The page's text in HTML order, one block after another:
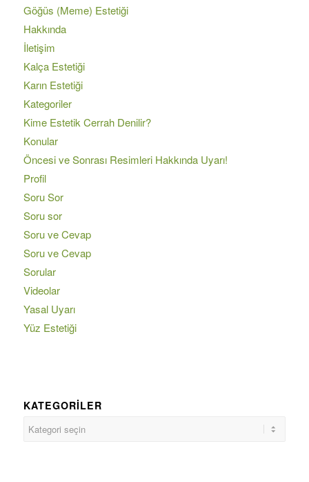
Göğüs (Meme) Estetiği
Hakkında
İletişim
Kalça Estetiği
Karın Estetiği
Kategoriler
Kime Estetik Cerrah Denilir?
Konular
Öncesi ve Sonrası Resimleri Hakkında Uyarı!
Profil
Soru Sor
Soru sor
Soru ve Cevap
Soru ve Cevap
Sorular
Videolar
Yasal Uyarı
Yüz Estetiği
KATEGORILER